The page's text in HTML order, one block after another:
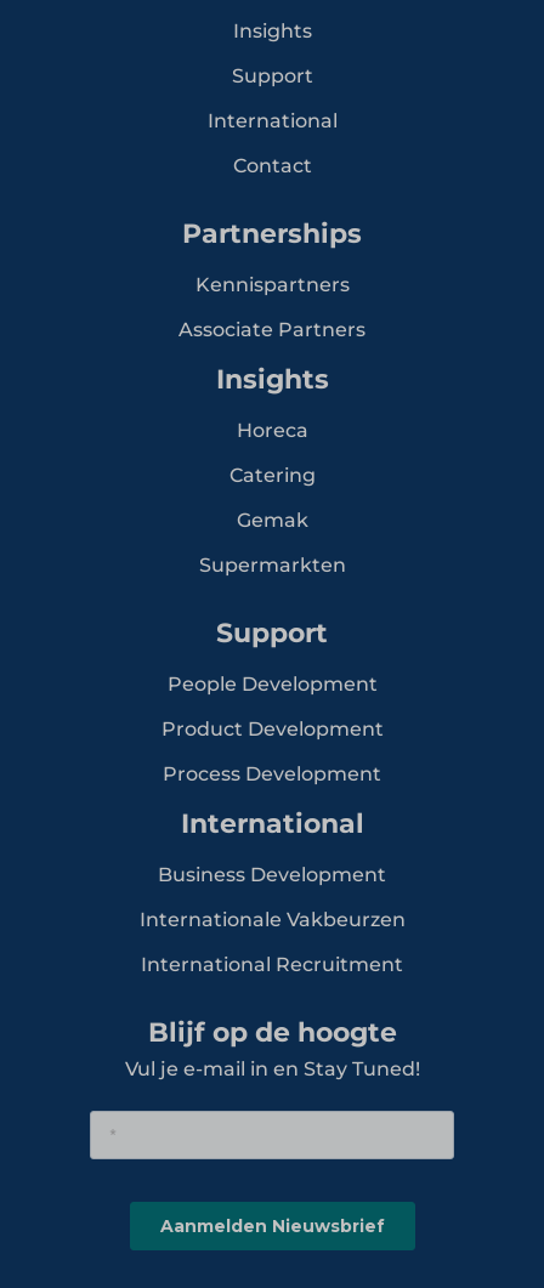
Insights
Support
International
Contact
Partnerships
Kennispartners
Associate Partners
Insights
Horeca
Catering
Gemak
Supermarkten
Support
People Development
Product Development
Process Development
International
Business Development
Internationale Vakbeurzen
International Recruitment
Blijf op de hoogte
Vul je e-mail in en Stay Tuned!